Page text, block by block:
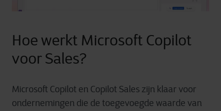
Hoe werkt Microsoft Copilot
voor Sales?
Microsoft Copilot en Copilot Sales zijn klaar voor
ondernemingen die de toegevoegde waarde van